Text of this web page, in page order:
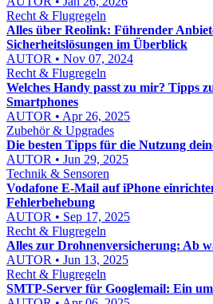
Recht & Flugregeln
Alles über Reolink: Führender
Sicherheitslösungen im Überblick
AUTOR • Nov 07, 2024
Recht & Flugregeln
Welches Handy passt zu mir? Tipps
Smartphones
AUTOR • Apr 26, 2025
Zubehör & Upgrades
Die besten Tipps für die Nutzung
AUTOR • Jun 29, 2025
Technik & Sensoren
Vodafone E‑Mail auf iPhone
Fehlerbehebung
AUTOR • Sep 17, 2025
Recht & Flugregeln
Alles zur Drohnenversicherung: Ab
AUTOR • Jun 13, 2025
Recht & Flugregeln
SMTP-Server für Googlemail: Ein